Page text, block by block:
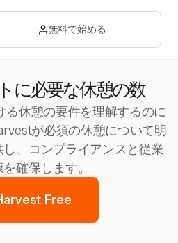
無料で始める
に必要な休憩の数
る休憩の要件を理解するのに
が必須の休憩について明
、コンプライアンスと従業
確保します。
Free